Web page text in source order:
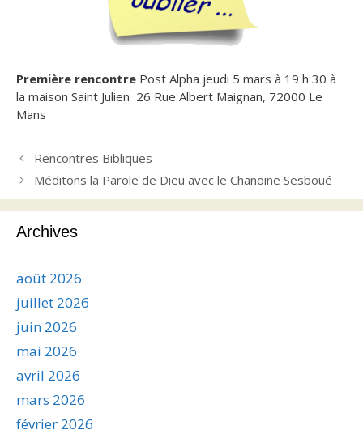
Première rencontre Post Alpha jeudi 5 mars à 19 h 30 à
la maison Saint Julien 26 Rue Albert Maignan, 72000 Le
Mans
Rencontres Bibliques
Méditons la Parole de Dieu avec le Chanoine Sesboüé
Archives
août 2026
juillet 2026
juin 2026
mai 2026
avril 2026
mars 2026
février 2026